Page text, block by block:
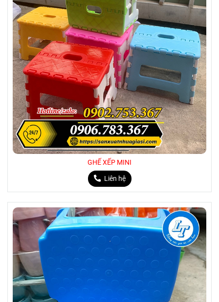
Sản phẩm được sản xuất từ chất liệu nhựa
PP, là chất liệu nhựa cao cấp có độ bền
cao, chịu nhiệt, chịu lực tốt, ít giòn gãy.
Hơn nữa, chất liệu nhựa chống thấm
nước nên rất tiện lợi khi chùi rửa, vệ sinh.
Một ưu điểm khác của bàn nhựa chính là
trọng lượng nhẹ, linh hoạt khi sử dụng, dễ
bưng bê di chuyển. Khi không sử dụng,
bàn nhựa có thể xếp gọn, chồng lên nhau
giúp tiết kiệm không gian. Bàn nhựa có
nhiều màu, bao gồm xanh lá, xanh
GHẾ XẾP MINI
Liên hệ